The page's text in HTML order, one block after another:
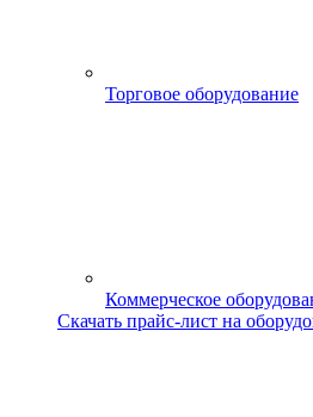
Торговое оборудование
Коммерческое
Скачать прайс-лист на